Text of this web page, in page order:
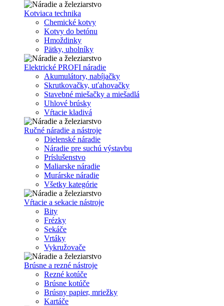
Kotviaca technika
Chemické kotvy
Kotvy do betónu
Hmoždinky
Pätky, uholníky
Elektrické PROFI náradie
Akumulátory, nabíjačky
Skrutkovačky, uťahovačky
Stavebné miešačky a miešadlá
Uhlové brúsky
Vŕtacie kladivá
Ručné náradie a nástroje
Dielenské náradie
Náradie pre suchú výstavbu
Príslušenstvo
Maliarske náradie
Murárske náradie
Všetky kategórie
Vŕtacie a sekacie nástroje
Bity
Frézky
Sekáče
Vrtáky
Vykružovače
Brúsne a rezné nástroje
Rezné kotúče
Brúsne kotúče
Brúsny papier, mriežky
Kartáče